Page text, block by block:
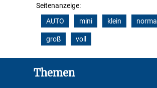
Seitenanzeige:
AUTO
mini klein normal
groß voll
Themen